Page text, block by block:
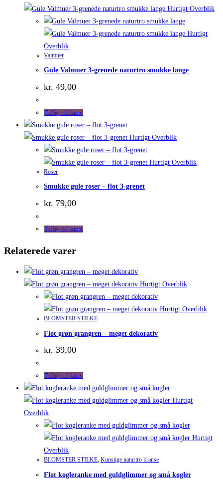
Hurtigt Overblik
Hurtigt
Overblik
Valmuer
Gule Valmuer 3-grenede naturtro smukke lange
kr. 49,00
Tilføj til kurv
Hurtigt Overblik
Hurtigt Overblik
Roser
Smukke gule roser – flot 3-grenet
kr. 79,00
Tilføj til kurv
Relaterede varer
Hurtigt Overblik
Hurtigt Overblik
BLOMSTER STILKE
Flot grøn grangren – meget dekorativ
kr. 39,00
Tilføj til kurv
Hurtigt
Overblik
Hurtigt
Overblik
BLOMSTER STILKE, Kunstige naturtro kranse
Flot kogleranke med guldglimmer og små kogler